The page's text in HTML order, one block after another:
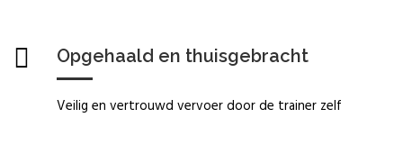
Opgehaald en thuisgebracht
Veilig en vertrouwd vervoer door de trainer zelf